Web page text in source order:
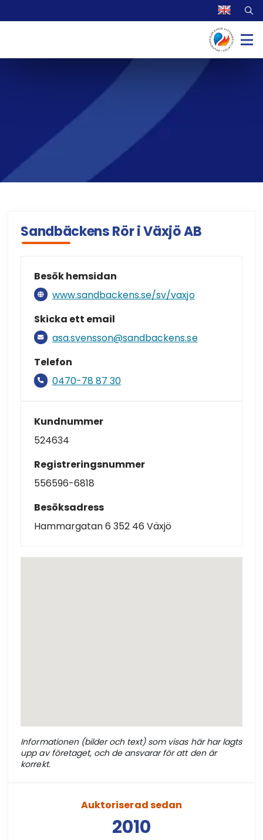
Sandbäckens Rör i Växjö AB
Besök hemsidan
www.sandbackens.se/sv/vaxjo
Skicka ett email
asa.svensson@sandbackens.se
Telefon
0470-78 87 30
Kundnummer
524634
Registreringsnummer
556596-6818
Besöksadress
Hammargatan 6 352 46 Växjö
Informationen (bilder och text) som visas här har lagts
upp av företaget, och de ansvarar för att den är
korrekt.
Auktoriserad sedan
2010